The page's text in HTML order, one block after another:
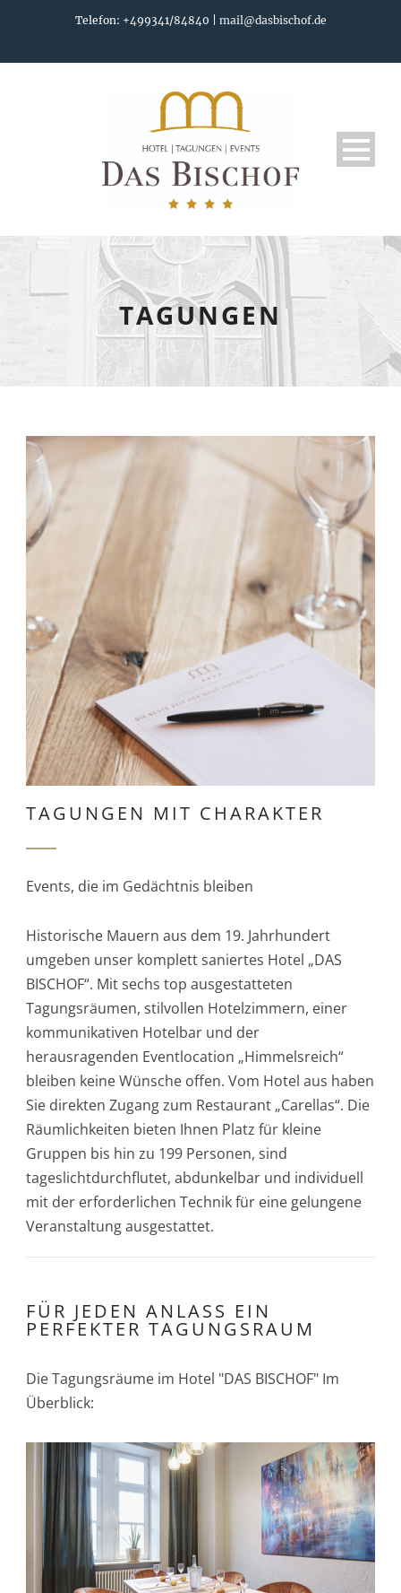
Telefon: +499341/84840 | mail@dasbischof.de
TAGUNGEN
TAGUNGEN MIT CHARAKTER
Events, die im Gedächtnis bleiben
Historische Mauern aus dem 19. Jahrhundert
umgeben unser komplett saniertes Hotel „DAS
BISCHOF“. Mit sechs top ausgestatteten
Tagungsräumen, stilvollen Hotelzimmern, einer
kommunikativen Hotelbar und der
herausragenden Eventlocation „Himmelsreich“
bleiben keine Wünsche offen. Vom Hotel aus haben
Sie direkten Zugang zum Restaurant „Carellas“. Die
Räumlichkeiten bieten Ihnen Platz für kleine
Gruppen bis hin zu 199 Personen, sind
tageslichtdurchflutet, abdunkelbar und individuell
mit der erforderlichen Technik für eine gelungene
Veranstaltung ausgestattet.
FÜR JEDEN ANLASS EIN
PERFEKTER TAGUNGSRAUM
Die Tagungsräume im Hotel "DAS BISCHOF" Im
Überblick: